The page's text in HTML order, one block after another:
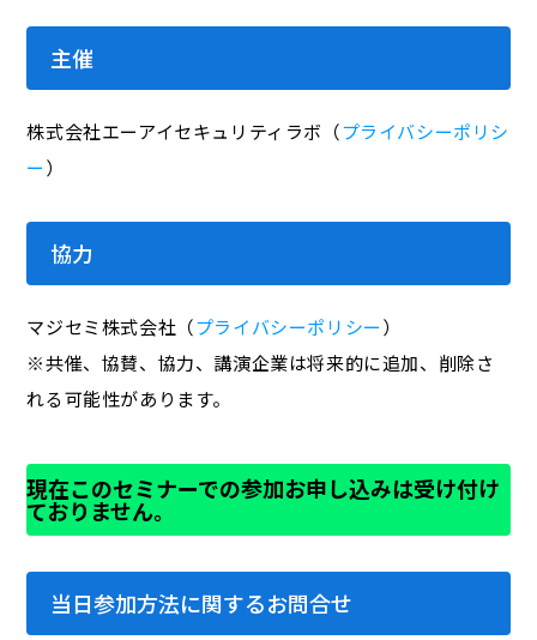
主催
株式会社エーアイセキュリティラボ（プライバシーポリシ
ー）
協力
マジセミ株式会社（プライバシーポリシー）
※共催、協賛、協力、講演企業は将来的に追加、削除さ
れる可能性があります。
現在このセミナーでの参加お申し込みは受け付け
ておりません。
当日参加方法に関するお問合せ